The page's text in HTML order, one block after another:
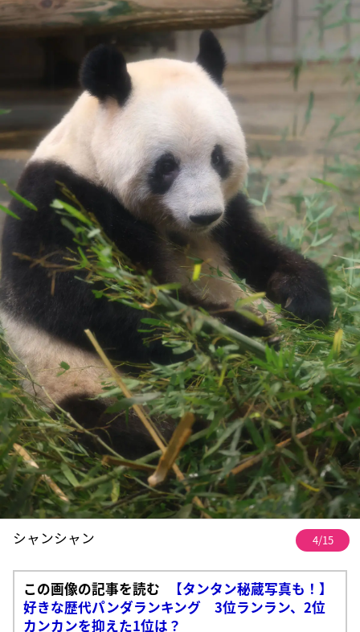
シャンシャン 4/15
この画像の記事を読む
【タンタン秘蔵写真も！】
好きな歴代パンダランキング 3位ランラン、2位
カンカンを抑えた1位は？